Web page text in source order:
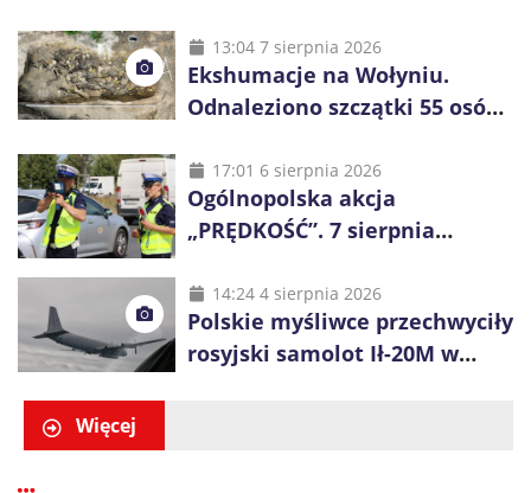
48 godzin
13:04 7 sierpnia 2026
Ekshumacje na Wołyniu.
Odnaleziono szczątki 55 osób,
17:01 6 sierpnia 2026
Ogólnopolska akcja
„PRĘDKOŚĆ”. 7 sierpnia
14:24 4 sierpnia 2026
Polskie myśliwce przechwyciły
rosyjski samolot Ił-20M w
Więcej